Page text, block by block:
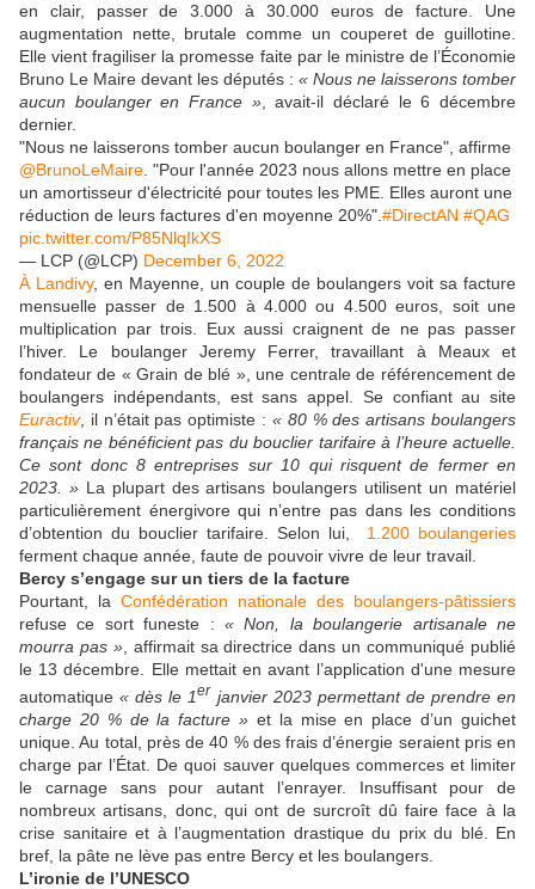
en clair, passer de 3.000 à 30.000 euros de facture. Une
augmentation nette, brutale comme un couperet de guillotine.
Elle vient fragiliser la promesse faite par le ministre de l’Économie
Bruno Le Maire devant les députés : « Nous ne laisserons tomber
aucun boulanger en France », avait-il déclaré le 6 décembre
dernier.
"Nous ne laisserons tomber aucun boulanger en France", affirme
@BrunoLeMaire . "Pour l'année 2023 nous allons mettre en place
un amortisseur d'électricité pour toutes les PME. Elles auront une
réduction de leurs factures d'en moyenne 20%". #DirectAN #QAG
pic.twitter.com/P85NlqIkXS
— LCP (@LCP) December 6, 2022
À Landivy, en Mayenne, un couple de boulangers voit sa facture
mensuelle passer de 1.500 à 4.000 ou 4.500 euros, soit une
multiplication par trois. Eux aussi craignent de ne pas passer
l’hiver. Le boulanger Jeremy Ferrer, travaillant à Meaux et
fondateur de « Grain de blé », une centrale de référencement de
boulangers indépendants, est sans appel. Se confiant au site
Euractiv, il n’était pas optimiste : « 80 % des artisans boulangers
français ne bénéficient pas du bouclier tarifaire à l’heure actuelle.
Ce sont donc 8 entreprises sur 10 qui risquent de fermer en
2023. »La plupart des artisans boulangers utilisent un matériel
particulièrement énergivore qui n’entre pas dans les conditions
d’obtention du bouclier tarifaire. Selon lui,
1.200 boulangeries
ferment chaque année, faute de pouvoir vivre de leur travail.
Bercy s’engage sur un tiers de la facture
Pourtant, la Confédération nationale des boulangers-pâtissiers
refuse ce sort funeste : « Non, la boulangerie artisanale ne
mourra pas », affirmait sa directrice dans un communiqué publié
le 13 décembre. Elle mettait en avant l’application d'une mesure
automatique« dès le 1er janvier 2023 permettant de prendre en
charge 20 % de la facture » et la mise en place d’un guichet
unique. Au total, près de 40 % des frais d’énergie seraient pris en
charge par l’État. De quoi sauver quelques commerces et limiter
le carnage sans pour autant l’enrayer. Insuffisant pour de
nombreux artisans, donc, qui ont de surcroît dû faire face à la
crise sanitaire et à l’augmentation drastique du prix du blé. En
bref, la pâte ne lève pas entre Bercy et les boulangers.
L’ironie de l’UNESCO